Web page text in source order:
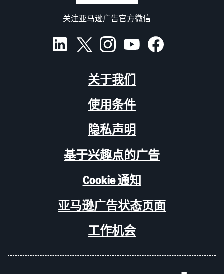
关注亚马逊广告官方微信
关于我们
使用条件
隐私声明
基于兴趣点的广告
Cookie 通知
亚马逊广告状态页面
工作机会